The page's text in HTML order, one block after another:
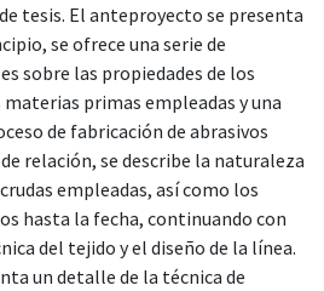
tesis. El anteproyecto se presenta
se ofrece una serie de
sobre las propiedades de los
primas empleadas y una
de fabricación de abrasivos
relación, se describe la naturaleza
empleadas, así como los
hasta la fecha, continuando con
del tejido y el diseño de la línea.
un detalle de la técnica de